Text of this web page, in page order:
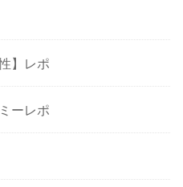
】レポ
ーレポ